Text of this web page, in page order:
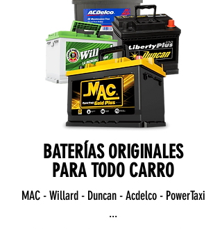
BATERÍAS ORIGINALES
PARA TODO CARRO
MAC - Willard - Duncan - Acdelco - PowerTaxi
...